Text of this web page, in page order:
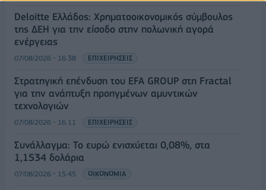
Deloitte Ελλάδος: Χρηματοοικονομικός σύμβουλος
της ΔΕΗ για την είσοδο στην πολωνική αγορά
ενέργειας
07/08/2026 - 16:38 ΕΠΙΧΕΙΡΗΣΕΙΣ
Στρατηγική επένδυση του EFA GROUP στη Fractal
για την ανάπτυξη προηγμένων αμυντικών
τεχνολογιών
07/08/2026 - 16:11 ΕΠΙΧΕΙΡΗΣΕΙΣ
Συνάλλαγμα: Το ευρώ ενισχύεται 0,08%, στα
1,1534 δολάρια
07/08/2026 - 15:45 ΟΙΚΟΝΟΜΙΑ